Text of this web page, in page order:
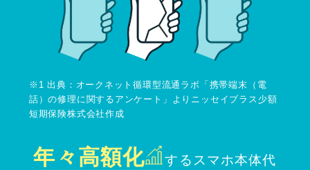
※1 出典：オークネット循環型流通ラボ「携帯端末（電
話）の修理に関するアンケート」よりニッセイプラス少額
短期保険株式会社作成
年々高額化 するスマホ本体代